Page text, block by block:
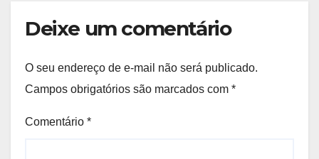
Deixe um comentário
O seu endereço de e-mail não será publicado.
Campos obrigatórios são marcados com *
Comentário *